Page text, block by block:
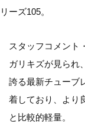
リーズ105。
スタッフコメント
ガリキズが見られ
誇る最新チューブ
着しており、より
と比較的軽量。